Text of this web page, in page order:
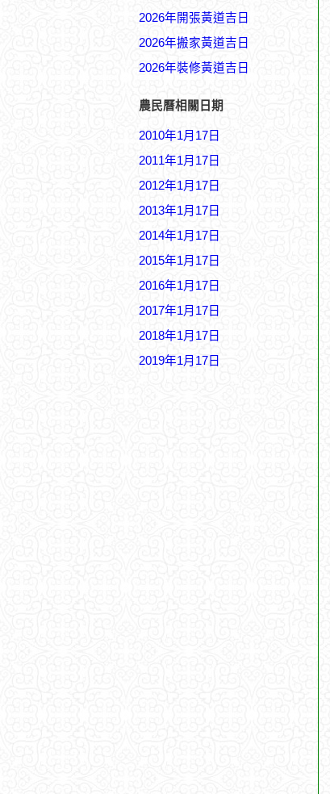
2026年開張黃道吉日
2026年搬家黃道吉日
2026年裝修黃道吉日
農民曆相關日期
2010年1月17日
2011年1月17日
2012年1月17日
2013年1月17日
2014年1月17日
2015年1月17日
2016年1月17日
2017年1月17日
2018年1月17日
2019年1月17日